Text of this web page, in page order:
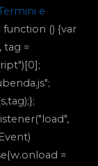
e
function () {var
tag =
=